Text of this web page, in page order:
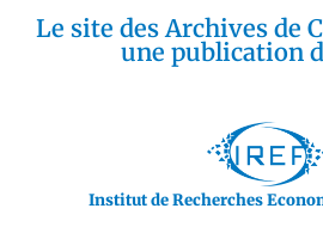
Le site des Archives de
une publication
Institut de Recherches